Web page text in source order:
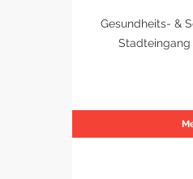
Gesundheits- &
Stadteingang